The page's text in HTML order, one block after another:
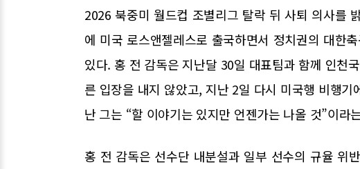
2026 북중미 월드컵 조별리그 탈락 뒤 사퇴 의사를
에 미국 로스앤젤레스로 출국하면서 정치권의 대한
있다. 홍 전 감독은 지난달 30일 대표팀과 함께 인천
른 입장을 내지 않았고, 지난 2일 다시 미국행 비행
난 그는 “할 이야기는 있지만 언젠가는 나올 것”이라
홍 전 감독은 선수단 내분설과 일부 선수의 규율 위